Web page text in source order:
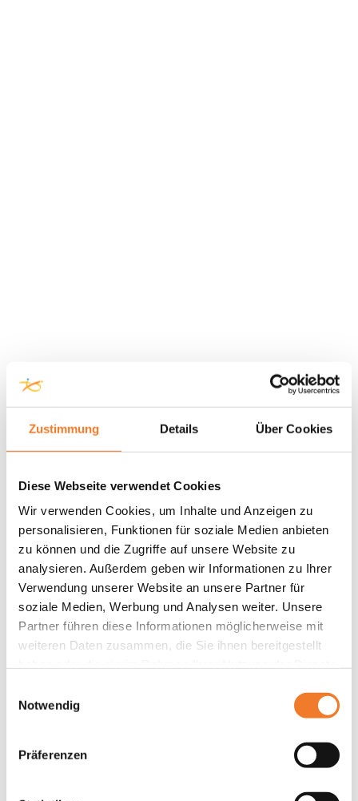
Zustimmung Details Über Cookies
Diese Webseite verwendet Cookies
Wir verwenden Cookies, um Inhalte und Anzeigen zu
personalisieren, Funktionen für soziale Medien anbieten
zu können und die Zugriffe auf unsere Website zu
analysieren. Außerdem geben wir Informationen zu Ihrer
Verwendung unserer Website an unsere Partner für
soziale Medien, Werbung und Analysen weiter. Unsere
Partner führen diese Informationen möglicherweise mit
weiteren Daten zusammen, die Sie ihnen bereitgestellt
Notwendig
Präferenzen